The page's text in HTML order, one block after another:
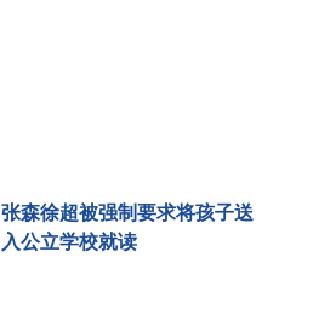
张森徐超被强制要求将孩子送
入公立学校就读